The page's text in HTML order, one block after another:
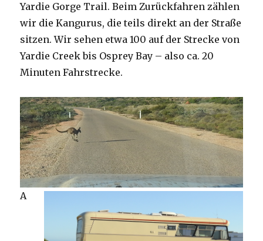
Yardie Gorge Trail. Beim Zurückfahren zählen
wir die Kangurus, die teils direkt an der Straße
sitzen. Wir sehen etwa 100 auf der Strecke von
Yardie Creek bis Osprey Bay – also ca. 20
Minuten Fahrstrecke.
A